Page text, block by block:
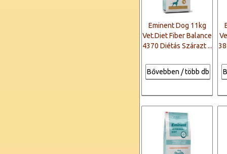
Eminent Dog 11kg
Vet.Diet Fiber Balance
4370 Diétás Szárazt ...
Bővebben / több db